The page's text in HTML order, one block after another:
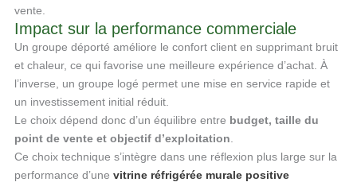
vente.
Impact sur la performance commerciale
Un groupe déporté améliore le confort client en supprimant bruit
et chaleur, ce qui favorise une meilleure expérience d’achat. À
l’inverse, un groupe logé permet une mise en service rapide et
un investissement initial réduit.
Le choix dépend donc d’un équilibre entre budget, taille du
point de vente et objectif d’exploitation
Ce choix technique s’intègre dans une réflexion plus large sur la
performance d’une vitrine réfrigérée murale positive